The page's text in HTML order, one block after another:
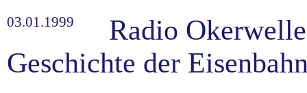
03.01.1999
Radio
Geschichte der